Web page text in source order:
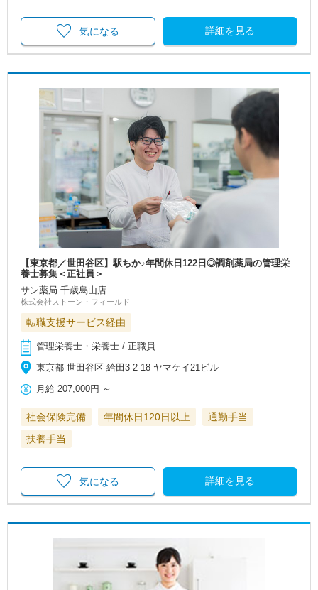
詳細を見る
気になる
【東京都／世田谷区】駅ちか♪年間休日122日◎調剤薬局の管理栄
養士募集＜正社員＞
サン薬局 千歳烏山店
株式会社ストーン・フィールド
転職支援サービス経由
管理栄養士・栄養士 / 正職員
東京都 世田谷区 給田3-2-18 ヤマケイ21ビル
月給 207,000円 ～
社会保険完備 年間休日120日以上
通勤手当
扶養手当
詳細を見る
気になる